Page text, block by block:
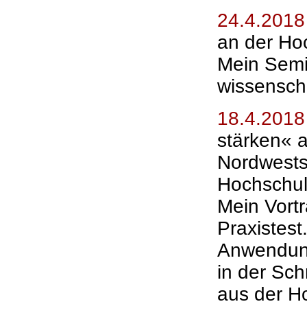
24.4.2018
an der
Mein
18.4.2018
stärken«
Mein
in der
aus der